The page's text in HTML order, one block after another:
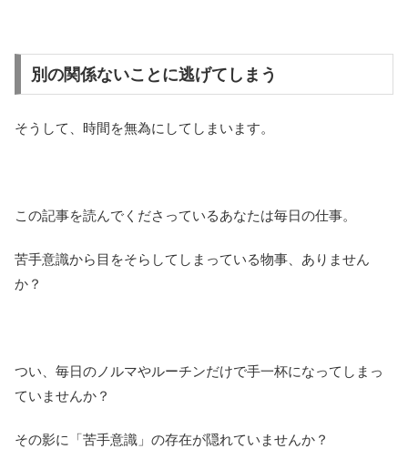
別の関係ないことに逃げてしまう
そうして、時間を無為にしてしまいます。
この記事を読んでくださっているあなたは毎日の仕事。
苦手意識から目をそらしてしまっている物事、ありません
か？
つい、毎日のノルマやルーチンだけで手一杯になってしまっ
ていませんか？
その影に「苦手意識」の存在が隠れていませんか？